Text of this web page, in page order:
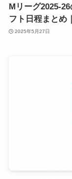
Mリーグ2025-
フト日程まとめ
2025年5月27日